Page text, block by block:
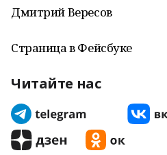
Дмитрий Вересов
Страница в Фейсбуке
Читайте нас